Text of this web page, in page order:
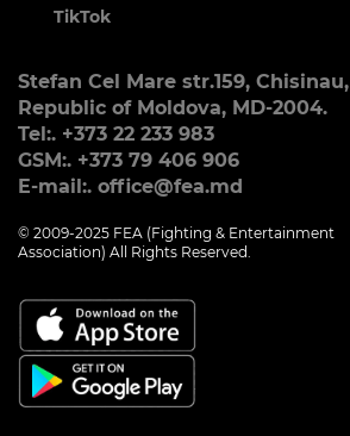
TikTok
Stefan Cel Mare str.159, Chisinau,
Republic of Moldova, MD-2004.
Tel:. +373 22 233 983
GSM:. +373 79 406 906
E-mail:. office@fea.md
© 2009-2025 FEA (Fighting & Entertainment
Association) All Rights Reserved.